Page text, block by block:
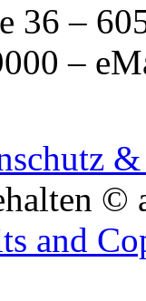
36 –
–
©
and